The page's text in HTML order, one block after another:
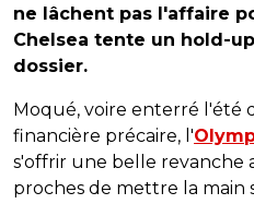
ne lâchent pas l'affaire
Chelsea tente un hold-
dossier.
Moqué, voire enterré l'été
financière précaire, l'
s'offrir une belle revanche
proches de mettre la main